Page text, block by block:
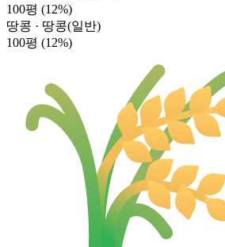
100평 (12%)
땅콩 · 땅콩(일반)
100평 (12%)